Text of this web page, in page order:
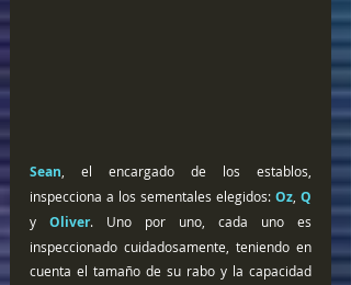
Sean, el encargado de los establos,
inspecciona a los sementales elegidos: Oz, Q
y Oliver. Uno por uno, cada uno es
inspeccionado cuidadosamente, teniendo en
cuenta el tamaño de su rabo y la capacidad